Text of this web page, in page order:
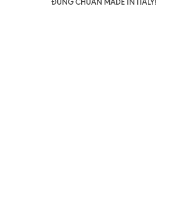
ĐÚNG CHUẨN MADE IN ITALY!